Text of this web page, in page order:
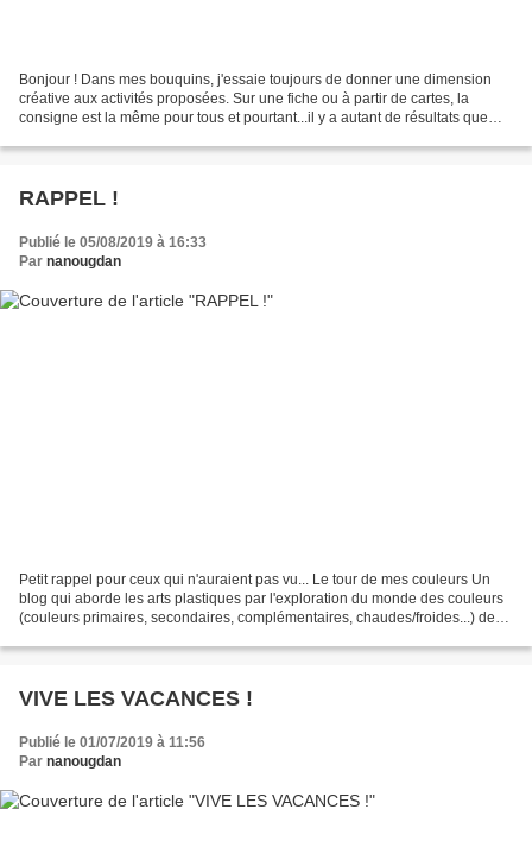
Bonjour ! Dans mes bouquins, j'essaie toujours de donner une dimension
créative aux activités proposées. Sur une fiche ou à partir de cartes, la
consigne est la même pour tous et pourtant...il y a autant de résultats que
RAPPEL !
Publié le 05/08/2019 à 16:33
Par nanougdan
Petit rappel pour ceux qui n'auraient pas vu... Le tour de mes couleurs Un
blog qui aborde les arts plastiques par l'exploration du monde des couleurs
(couleurs primaires, secondaires, complémentaires, chaudes/froides...) des
VIVE LES VACANCES !
Publié le 01/07/2019 à 11:56
Par nanougdan